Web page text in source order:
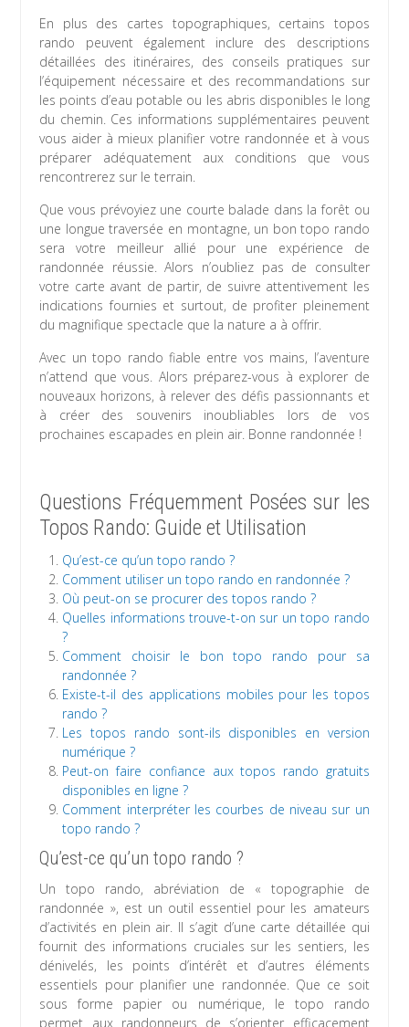
En plus des cartes topographiques, certains topos
rando peuvent également inclure des descriptions
détaillées des itinéraires, des conseils pratiques sur
l’équipement nécessaire et des recommandations sur
les points d’eau potable ou les abris disponibles le long
du chemin. Ces informations supplémentaires peuvent
vous aider à mieux planifier votre randonnée et à vous
préparer adéquatement aux conditions que vous
rencontrerez sur le terrain.
Que vous prévoyiez une courte balade dans la forêt ou
une longue traversée en montagne, un bon topo rando
sera votre meilleur allié pour une expérience de
randonnée réussie. Alors n’oubliez pas de consulter
votre carte avant de partir, de suivre attentivement les
indications fournies et surtout, de profiter pleinement
du magnifique spectacle que la nature a à offrir.
Avec un topo rando fiable entre vos mains, l’aventure
n’attend que vous. Alors préparez-vous à explorer de
nouveaux horizons, à relever des défis passionnants et
à créer des souvenirs inoubliables lors de vos
prochaines escapades en plein air. Bonne randonnée !
Questions Fréquemment Posées sur les
Topos Rando: Guide et Utilisation
Qu’est-ce qu’un topo rando ?
Comment utiliser un topo rando en randonnée ?
Où peut-on se procurer des topos rando ?
Quelles informations trouve-t-on sur un topo rando
?
Comment choisir le bon topo rando pour sa
randonnée ?
Existe-t-il des applications mobiles pour les topos
rando ?
Les topos rando sont-ils disponibles en version
numérique ?
Peut-on faire confiance aux topos rando gratuits
disponibles en ligne ?
Comment interpréter les courbes de niveau sur un
topo rando ?
Qu’est-ce qu’un topo rando ?
Un topo rando, abréviation de « topographie de
randonnée », est un outil essentiel pour les amateurs
d’activités en plein air. Il s’agit d’une carte détaillée qui
fournit des informations cruciales sur les sentiers, les
dénivelés, les points d’intérêt et d’autres éléments
essentiels pour planifier une randonnée. Que ce soit
sous forme papier ou numérique, le topo rando
permet aux randonneurs de s’orienter efficacement